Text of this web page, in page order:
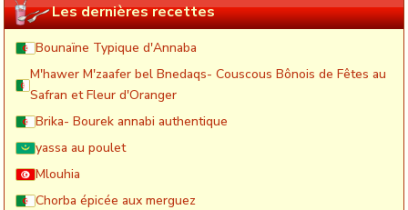
Les dernières recettes
Bounaïne Typique d'Annaba
M'hawer M'zaafer bel Bnedaqs- Couscous Bônois de Fêtes au
Safran et Fleur d'Oranger
Brika- Bourek annabi authentique
yassa au poulet
Mlouhia
Chorba épicée aux merguez